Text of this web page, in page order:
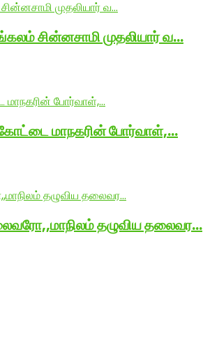
சின்னசாமி முதலியார் வ…
மாநகரின் போர்வாள்,…
தழுவிய தலைவர…